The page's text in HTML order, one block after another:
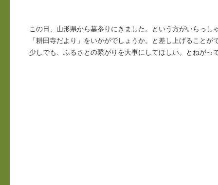
この日、山形県から墓参りにきました。という方がいらっし
「耕田寺だより」をいかがでしょうか。と差し上げることが
少しでも、ふるさとの繫がりを大事にしてほしい。とねがっ